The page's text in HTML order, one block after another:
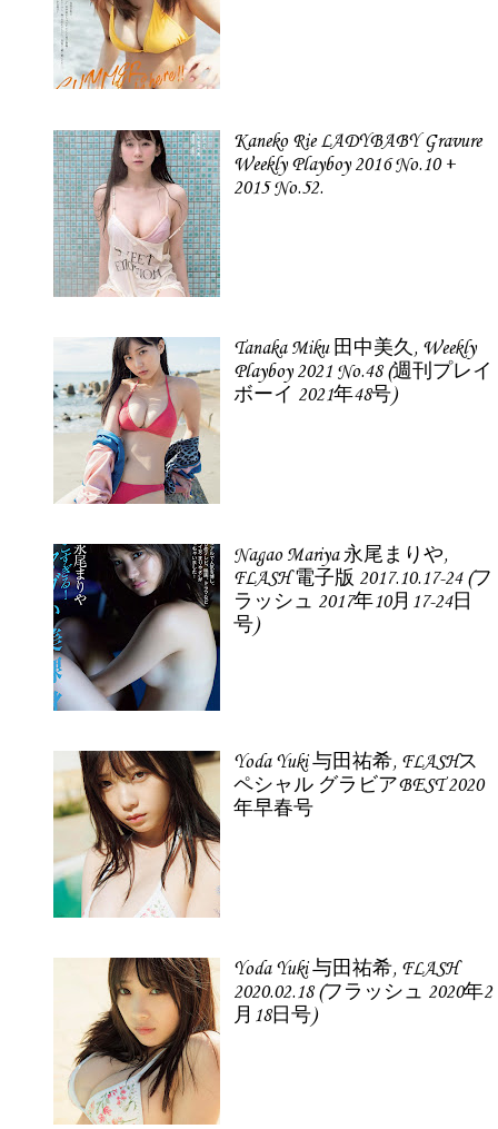
Kaneko Rie LADYBABY Gravure
Weekly Playboy 2016 No.10 +
2015 No.52.
Tanaka Miku 田中美久, Weekly
Playboy 2021 No.48 (週刊プレイ
ボーイ 2021年48号)
Nagao Mariya 永尾まりや,
FLASH 電子版 2017.10.17-24 (フ
ラッシュ 2017年10月17-24日
号)
Yoda Yuki 与田祐希, FLASHス
ペシャル グラビアBEST 2020
年早春号
Yoda Yuki 与田祐希, FLASH
2020.02.18 (フラッシュ 2020年2
月18日号)